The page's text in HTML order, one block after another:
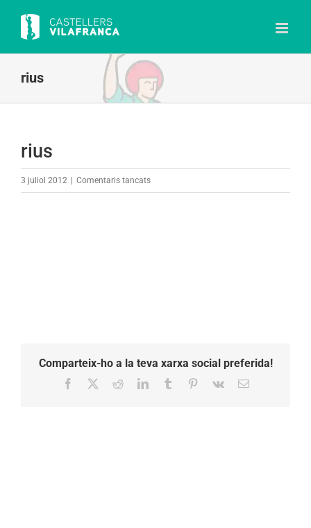
content
rius
rius
3 juliol 2012 Comentaris tancatsa
Comparteix-ho a la teva xarxa social preferida!
Facebook RedditLinkedInTumblr Pinterest
Vk Email: